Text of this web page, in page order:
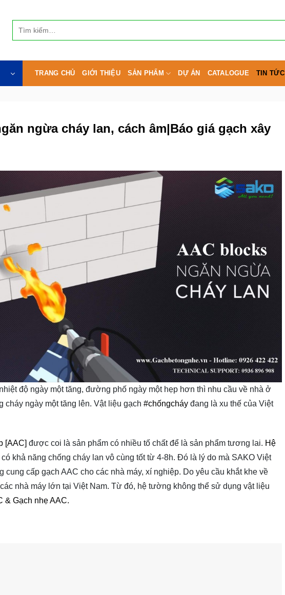
TRANG CHỦ GIỚI THIỆU SẢN PHẨM DỰ ÁN CATALOGUE TIN TỨC
ngừa cháy lan, cách âm|Báo giá gạch xây
độ ngày một tăng, đường phố ngày một hẹp hơn thì nhu cầu về nhà ở
cháy ngày một tăng lên. Vật liệu gạch #chốngcháy đang là xu thế của Việt
[AAC] được coi là sản phẩm có nhiều tố chất để là sản phẩm tương lai. Hệ
có khả năng chống cháy lan vô cùng tốt từ 4-8h. Đó là lý do mà SAKO Việt
cung cấp gạch AAC cho các nhà máy, xí nghiệp. Do yêu cầu khắt khe về
nhà máy lớn tại Việt Nam. Từ đó, hệ tường không thể sử dụng vật liệu
& Gạch nhẹ AAC.